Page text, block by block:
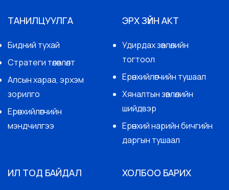
ТАНИЛЦУУЛГА
Бидний тухай
Стратеги төлөвлөлт
Алсын хараа, эрхэм
зорилго
Ерөнхийлөгчийн
мэндчилгээ
ЭРХ ЗҮЙН АКТ
Удирдах зөвлөлийн
тогтоол
Ерөнхийлөгчийн тушаал
Хяналтын зөвлөлийн
шийдвэр
Ерөнхий нарийн бичгийн
даргын тушаал
ИЛ ТОД БАЙДАЛ ХОЛБОО БАРИХ